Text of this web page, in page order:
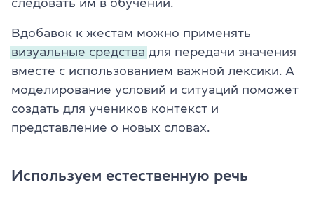
Вдобавок к жестам можно применять
визуальные средства для передачи значения
вместе с использованием важной лексики. А
моделирование условий и ситуаций поможет
создать для учеников контекст и
представление о новых словах.
Используем естественную речь